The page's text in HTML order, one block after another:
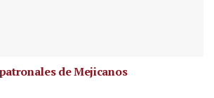
de Mejicanos